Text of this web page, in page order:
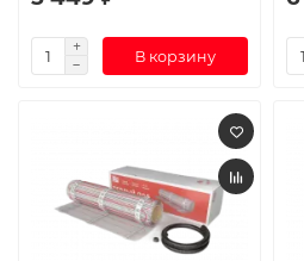
В корзину